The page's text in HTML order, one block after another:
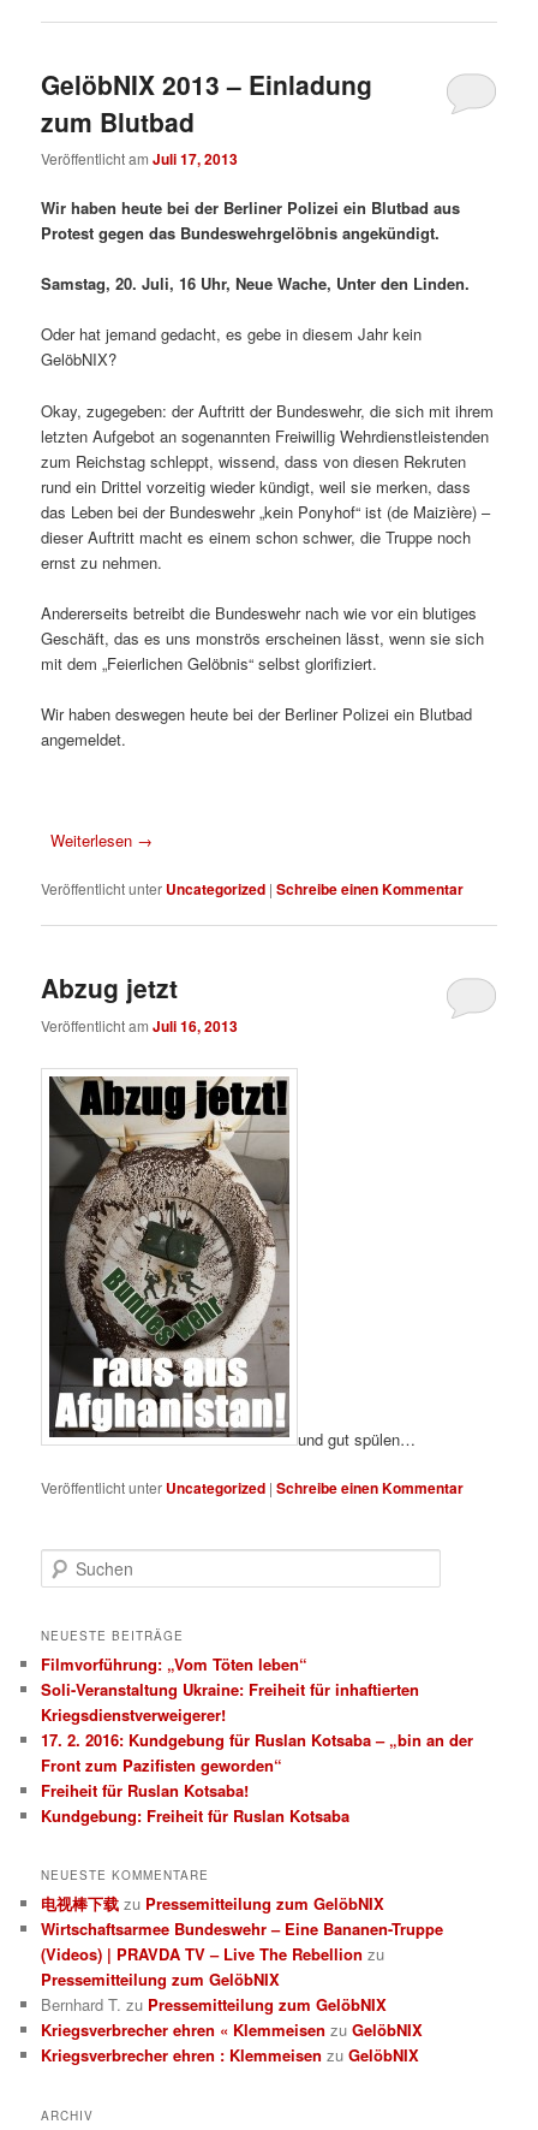
GelöbNIX 2013 – Einladung
zum Blutbad
Veröffentlicht amJuli 17, 2013
Wir haben heute bei der Berliner Polizei ein Blutbad aus
Protest gegen das Bundeswehrgelöbnis angekündigt.
Samstag, 20. Juli, 16 Uhr, Neue Wache, Unter den Linden.
Oder hat jemand gedacht, es gebe in diesem Jahr kein
GelöbNIX?
Okay, zugegeben: der Auftritt der Bundeswehr, die sich mit ihrem
letzten Aufgebot an sogenannten Freiwillig Wehrdienstleistenden
zum Reichstag schleppt, wissend, dass von diesen Rekruten
rund ein Drittel vorzeitig wieder kündigt, weil sie merken, dass
das Leben bei der Bundeswehr „kein Ponyhof“ ist (de Maizière) –
dieser Auftritt macht es einem schon schwer, die Truppe noch
ernst zu nehmen.
Andererseits betreibt die Bundeswehr nach wie vor ein blutiges
Geschäft, das es uns monströs erscheinen lässt, wenn sie sich
mit dem „Feierlichen Gelöbnis“ selbst glorifiziert.
Wir haben deswegen heute bei der Berliner Polizei ein Blutbad
angemeldet.
Weiterlesen →
Veröffentlicht unter Uncategorized |Schreibe einen Kommentar
Abzug jetzt
Veröffentlicht amJuli 16, 2013
und gut spülen…
Veröffentlicht unter Uncategorized |Schreibe einen Kommentar
u
h
n
NEUESTE BEITRÄGE
Filmvorführung: „Vom Töten leben“
Soli-Veranstaltung Ukraine: Freiheit für inhaftierten
Kriegsdienstverweigerer!
17. 2. 2016: Kundgebung für Ruslan Kotsaba – „bin an der
Front zum Pazifisten geworden“
Freiheit für Ruslan Kotsaba!
Kundgebung: Freiheit für Ruslan Kotsaba
NEUESTE KOMMENTARE
电视棒下载 zu Pressemitteilung zum GelöbNIX
Wirtschaftsarmee Bundeswehr – Eine Bananen-Truppe
(Videos) | PRAVDA TV – Live The Rebellion zu
Pressemitteilung zum GelöbNIX
Bernhard T. zu Pressemitteilung zum GelöbNIX
Kriegsverbrecher ehren « Klemmeisen zuGelöbNIX
Kriegsverbrecher ehren : Klemmeisen zuGelöbNIX
ARCHIV